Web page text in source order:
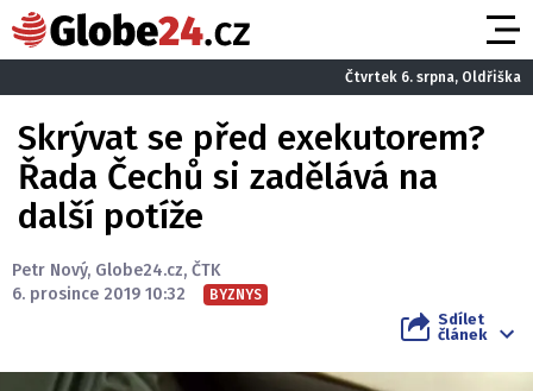
Čtvrtek 6. srpna, Oldřiška
Skrývat se před exekutorem?
Řada Čechů si zadělává na
další potíže
Petr Nový, Globe24.cz, ČTK
6. prosince 2019 10:32
BYZNYS
Sdílet
článek